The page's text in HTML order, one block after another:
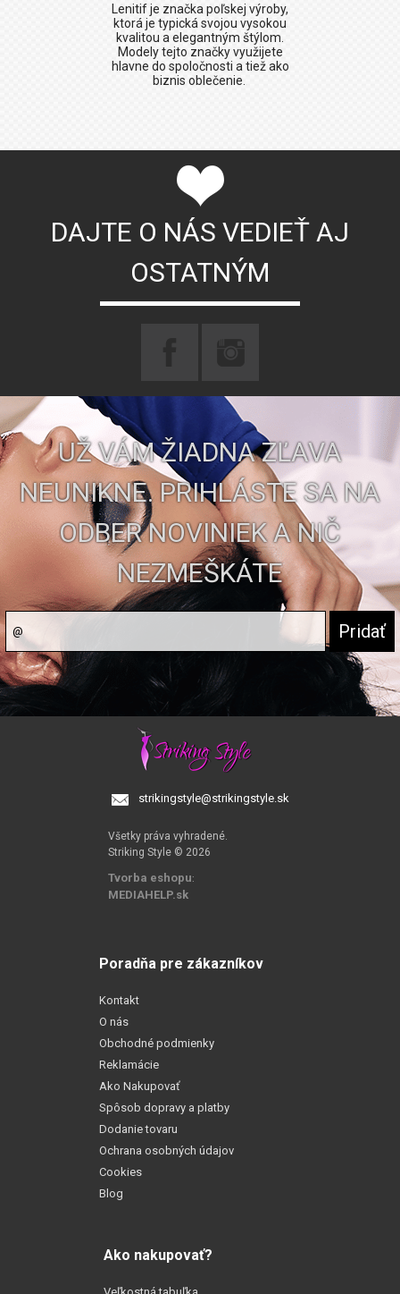
Lenitif je značka poľskej výroby,
ktorá je typická svojou vysokou
kvalitou a elegantným štýlom.
Modely tejto značky využijete
hlavne do spoločnosti a tiež ako
biznis oblečenie.
DAJTE O NÁS VEDIEŤ AJ
OSTATNÝM
UŽ VÁM ŽIADNA ZĽAVA
NEUNIKNE. PRIHLÁSTE SA NA
ODBER NOVINIEK A NIČ
NEZMEŠKÁTE
strikingstyle@strikingstyle.sk
Všetky práva vyhradené.
Striking Style © 2026
Tvorba eshopu:
MEDIAHELP.sk
Poradňa pre zákazníkov
Kontakt
O nás
Obchodné podmienky
Reklamácie
Ako Nakupovať
Spôsob dopravy a platby
Dodanie tovaru
Ochrana osobných údajov
Cookies
Blog
Ako nakupovať?